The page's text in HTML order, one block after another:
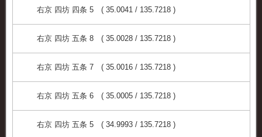
右京 四坊 四条 5 ( 35.0041 / 135.7218 )
右京 四坊 五条 8 ( 35.0028 / 135.7218 )
右京 四坊 五条 7 ( 35.0016 / 135.7218 )
右京 四坊 五条 6 ( 35.0005 / 135.7218 )
右京 四坊 五条 5 ( 34.9993 / 135.7218 )